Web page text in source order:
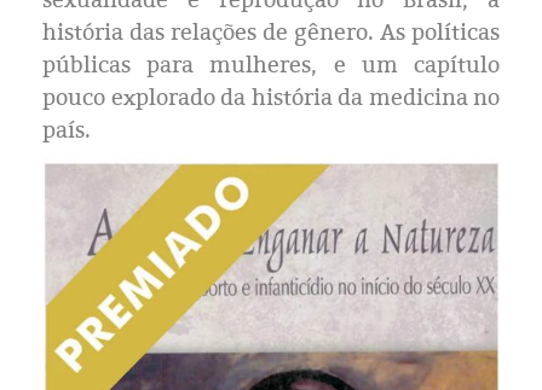
história das relações de gênero. As políticas
públicas para mulheres, e um capítulo
pouco explorado da história da medicina no
país.